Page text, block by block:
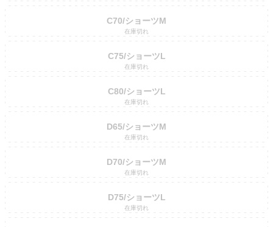
C70/ショーツM
在庫切れ
C75/ショーツL
在庫切れ
C80/ショーツL
在庫切れ
D65/ショーツM
在庫切れ
D70/ショーツM
在庫切れ
D75/ショーツL
在庫切れ